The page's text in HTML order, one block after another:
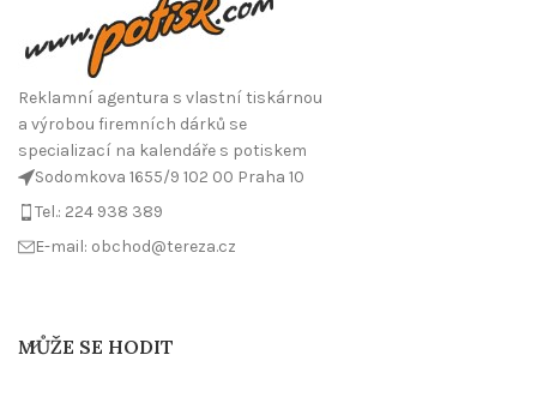
Reklamní agentura s vlastní tiskárnou
a výrobou firemních dárků se
specializací na kalendáře s potiskem
Sodomkova 1655/9 102 00 Praha 10
Tel.: 224 938 389
E-mail: obchod@tereza.cz
MŮŽE SE HODIT